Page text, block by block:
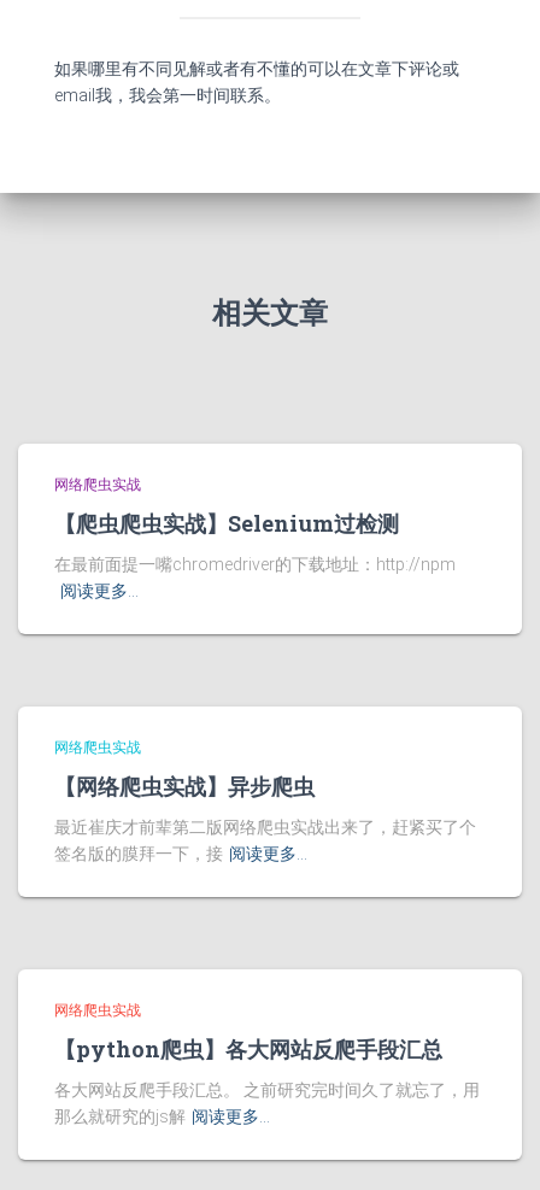
如果哪里有不同见解或者有不懂的可以在文章下评论或
email我，我会第一时间联系。
相关文章
网络爬虫实战
【爬虫爬虫实战】Selenium过检测
在最前面提一嘴chromedriver的下载地址：http://npm
阅读更多…
网络爬虫实战
【网络爬虫实战】异步爬虫
最近崔庆才前辈第二版网络爬虫实战出来了，赶紧买了个
签名版的膜拜一下，接 阅读更多…
网络爬虫实战
【python爬虫】各大网站反爬手段汇总
各大网站反爬手段汇总。 之前研究完时间久了就忘了，用
那么就研究的js解 阅读更多…